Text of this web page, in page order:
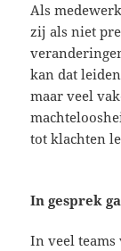
Als
zij als niet
kan dat
maar veel
tot klachten
In gesprek
In veel